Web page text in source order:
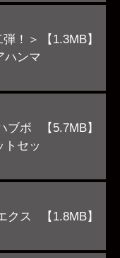
！＞
ハンマ
【1.3MB】
ブボ
トセッ
【5.7MB】
クス
【1.8MB】